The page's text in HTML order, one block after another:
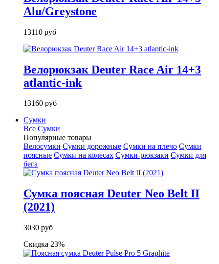
Alu/Greystone
13110 руб
Велорюкзак Deuter Race Air 14+3
atlantic-ink
13160 руб
Сумки
Все Сумки
Популярные товары
Велосумки Сумки дорожные Сумки на плечо Сумки
поясные Сумки на колесах Сумки-рюкзаки Сумки для
бега
Сумка поясная Deuter Neo Belt II
(2021)
3030 руб
Скидка 23%